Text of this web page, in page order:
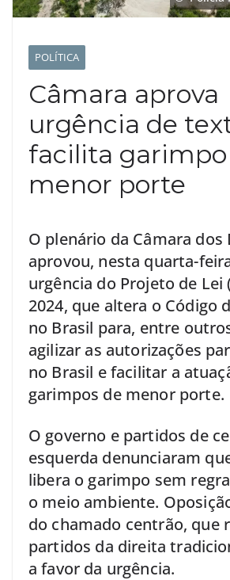
POLÍTICA
Câmara aprova
urgência de
facilita
menor porte
O plenário da Câmara dos
aprovou, nesta quarta-
urgência do Projeto de Lei
2024, que altera o Código
no Brasil para, entre
agilizar as autorizações
no Brasil e facilitar a
garimpos de menor porte.
O governo e partidos de
esquerda denunciaram
libera o garimpo sem
o meio ambiente.
do chamado centrão, que
partidos da direita
a favor da urgência.